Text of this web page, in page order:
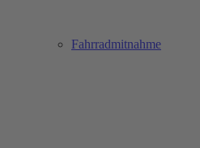
Fahrradmitnahme